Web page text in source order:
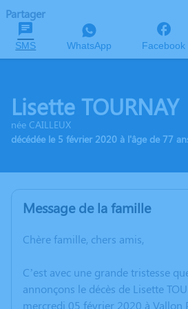
Partager
SMS WhatsApp Facebook
Lisette TOURNAY
née CAILLEUX
décédée le 5 février 2020 à l'âge de 77
Message de la famille
Chère famille, chers amis,
C’est avec une grande tristesse
annonçons le décès de Lisette
mercredi 05 février 2020 à Vallon